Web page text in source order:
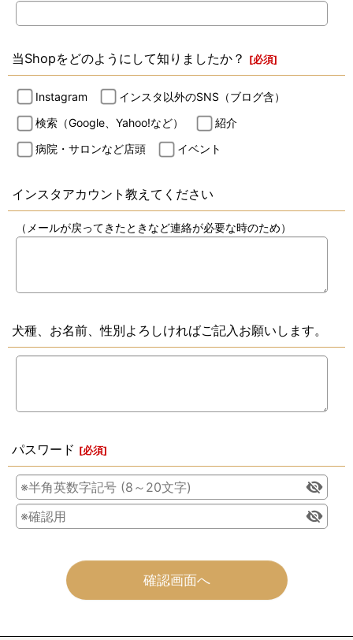
当Shopをどのようにして知りましたか？ [必須]
Instagram
インスタ以外のSNS（ブログ含）
検索（Google、Yahoo!など）
紹介
病院・サロンなど店頭
イベント
インスタアカウント教えてください
（メールが戻ってきたときなど連絡が必要な時のため）
犬種、お名前、性別よろしければご記入お願いします。
パスワード [必須]
確認画面へ